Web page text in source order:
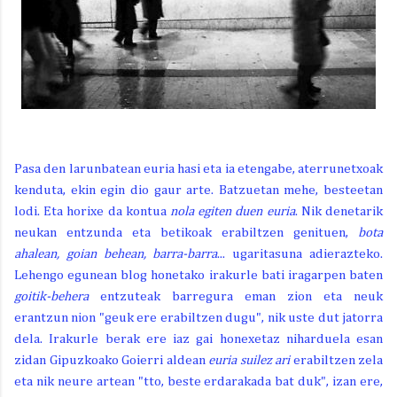
Pasa den larunbatean euria hasi eta ia etengabe, aterrunetxoak
kenduta, ekin egin dio gaur arte. Batzuetan mehe, besteetan
lodi. Eta horixe da kontua nola egiten duen euria. Nik denetarik
neukan entzunda eta betikoak erabiltzen genituen, bota
ahalean, goian behean, barra-barra... ugaritasuna adierazteko.
Lehengo egunean blog honetako irakurle bati iragarpen baten
goitik-beheraentzuteak barregura eman zion eta neuk
erantzun nion "geuk ere erabiltzen dugu", nik uste dut jatorra
dela. Irakurle berak ere iaz gai honexetaz niharduela esan
zidan Gipuzkoako Goierri aldean euria suilez arierabiltzen zela
eta nik neure artean "tto, beste erdarakada bat duk", izan ere,